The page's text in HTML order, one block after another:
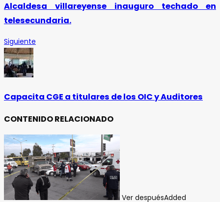
Alcaldesa villareyense inauguro techado en
telesecundaria.
Siguiente
Capacita CGE a titulares de los OIC y Auditores
CONTENIDO RELACIONADO
Ver despuésAdded